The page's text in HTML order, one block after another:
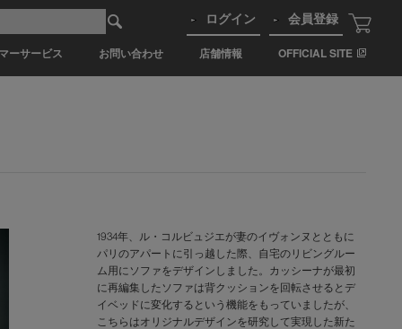
ーサービス お問い合わせ 店舗情報 OFFICIAL SITE
ログイン 会員登録
1934年、ル・コルビュジエが妻のイヴォンヌとともに
パリのアパートに引っ越した際、自宅のリビングルー
ム用にソファをデザインしました。カッシーナが最初
に再編集したソファは背クッションを回転させるとデ
イベッドに変化するという機能をもっていましたが、
こちらはオリジナルデザインを研究して実現した新た